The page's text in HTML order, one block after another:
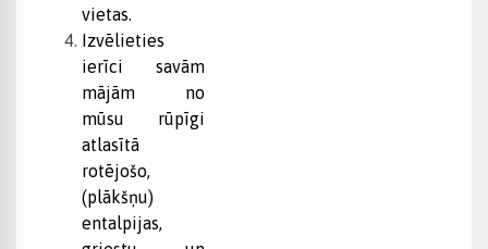
vietas.
Izvēlieties
ierīci savām
mājām no
mūsu rūpīgi
atlasītā
rotējošo,
(plākšņu)
entalpijas,